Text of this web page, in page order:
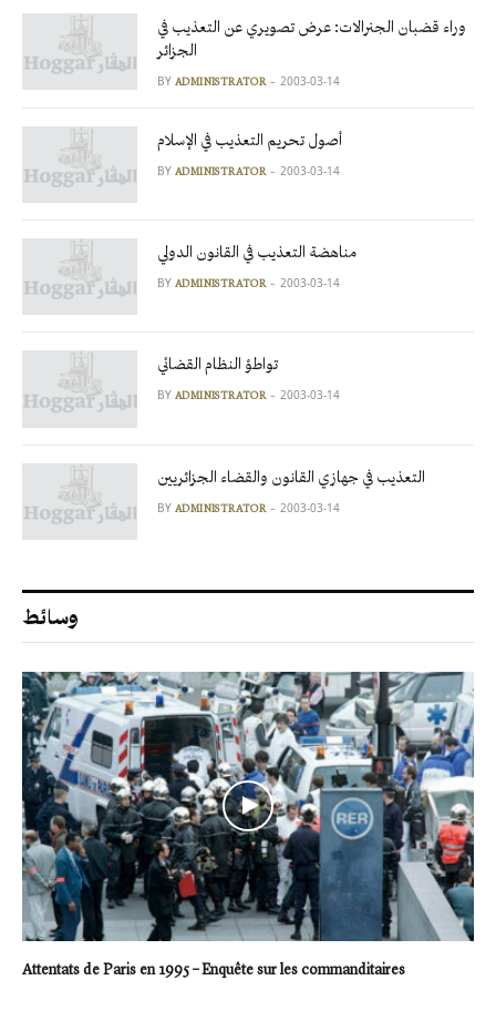
وراء قضبان الجنرالات: عرض تصويري عن التعذيب في
الجزائر
BY ADMINISTRATOR 2003-03-14
أصول تحريم التعذيب في الإسلام
BY ADMINISTRATOR 2003-03-14
مناهضة التعذيب في القانون الدولي
BY ADMINISTRATOR 2003-03-14
تواطؤ النظام القضائي
BY ADMINISTRATOR 2003-03-14
التعذيب في جهازي القانون والقضاء الجزائريين
BY ADMINISTRATOR 2003-03-14
وسائط
Attentats de Paris en 1995 – Enquête sur les commanditaires